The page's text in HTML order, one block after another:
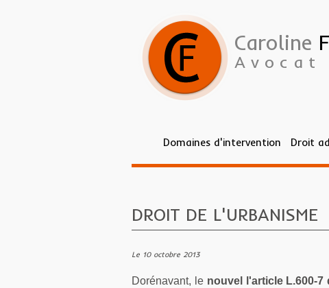
DROIT DE L'URBANISME
Le 10 octobre 2013
Dorénavant, le nouvel l'article L.600-
Caroline
Avocat
Domaines d'intervention Droit